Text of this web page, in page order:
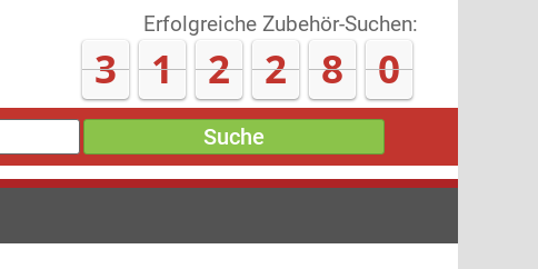
Erfolgreiche Zubehör-Suchen:
3 1 2 3 0 2
Suche